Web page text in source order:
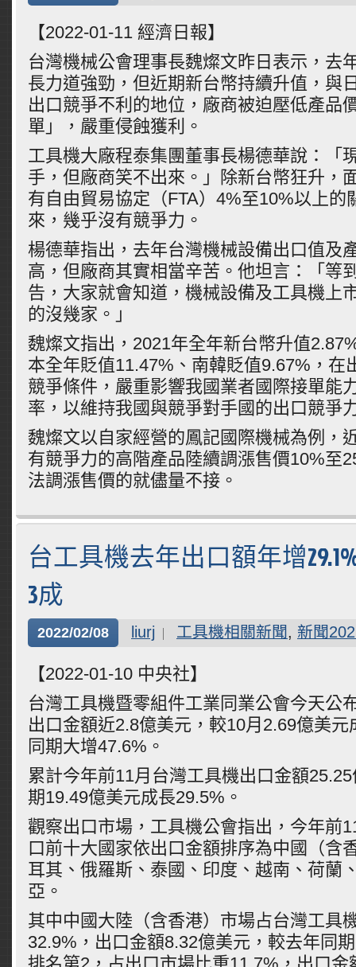
【2022-01-11 經濟日報】
台灣機械公會理事長魏燦文昨日表示，去
長力道強勁，但近期新台幣持續升值，與
出口競爭不利的地位，廠商被迫壓低產品
單」，嚴重侵蝕獲利。
工具機大廠程泰集團董事長楊德華說：「
手，但廠商笑不出來。」除新台幣狂升，
有自由貿易協定（FTA）4%至10%以上的
來，幾乎沒有競爭力。
楊德華指出，去年台灣機械設備出口值及
高，但廠商其實相當辛苦。他坦言：「等
告，大家就會知道，機械設備及工具機上
的沒幾家。」
魏燦文指出，2021年全年新台幣升值
本全年貶值11.47%、南韓貶值9.67%，在
競爭條件，嚴重影響我國業者國際接單能
率，以維持我國與競爭對手國的出口競爭
魏燦文以自家經營的鳳記國際機械為例，
有競爭力的高階產品陸續調漲售價10%至
法調漲售價的就儘量不接。
台工具機去年出口額年增
3成
2022/02/08 liurj 工具機相關新聞, 新聞
【2022-01-10 中央社】
台灣工具機暨零組件工業同業公會今天公
出口金額近2.8億美元，較10月2.69億美
同期大增47.6%。
累計今年前11月台灣工具機出口金額
期19.49億美元成長29.5%。
觀察出口市場，工具機公會指出，今年前
口前十大國家依出口金額排序為中國（含
耳其、俄羅斯、泰國、印度、越南、荷蘭
亞。
其中中國大陸（含香港）市場占台灣工具
32.9%，出口金額8.32億美元，較去年同